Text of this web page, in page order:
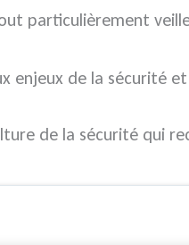
particulièrement
enjeux de la sécurité
de la sécurité qui